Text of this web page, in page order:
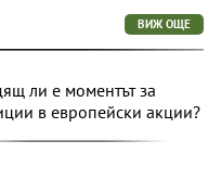
ВИЖ ОЩЕ
ли е моментът за
в европейски акции?